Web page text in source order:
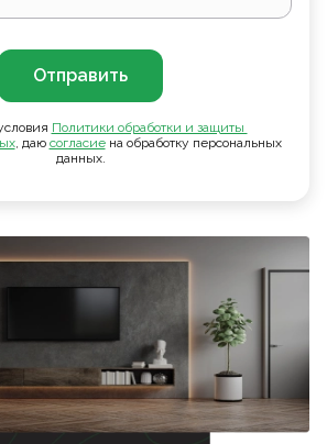
Отправить
Политики обработки и защиты
, даю согласие на обработку персональных
данных.